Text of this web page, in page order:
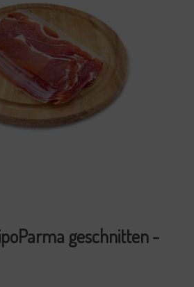
geschnitten -